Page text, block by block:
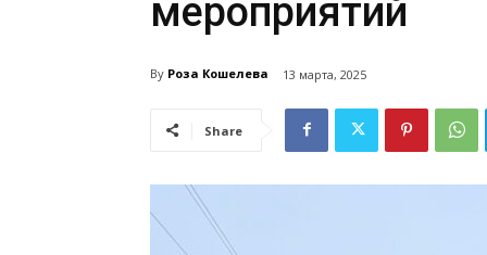
мероприятий
By Роза Кошелева 13 марта, 2025
Share